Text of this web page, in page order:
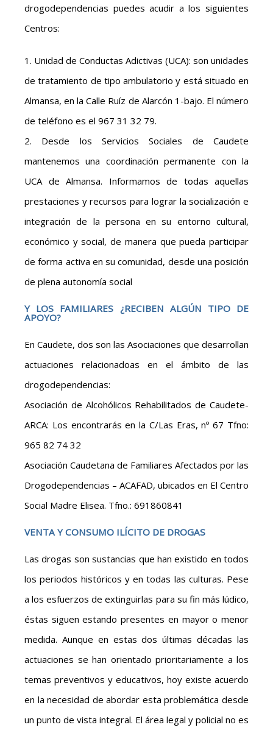
drogodependencias puedes acudir a los siguientes
Centros:
1. Unidad de Conductas Adictivas (UCA): son unidades
de tratamiento de tipo ambulatorio y está situado en
Almansa, en la Calle Ruíz de Alarcón 1-bajo. El número
de teléfono es el 967 31 32 79.
2. Desde los Servicios Sociales de Caudete
mantenemos una coordinación permanente con la
UCA de Almansa. Informamos de todas aquellas
prestaciones y recursos para lograr la socialización e
integración de la persona en su entorno cultural,
económico y social, de manera que pueda participar
de forma activa en su comunidad, desde una posición
de plena autonomía social
Y LOS FAMILIARES ¿RECIBEN ALGÚN TIPO DE
APOYO?
En Caudete, dos son las Asociaciones que desarrollan
actuaciones relacionadoas en el ámbito de las
drogodependencias:
Asociación de Alcohólicos Rehabilitados de Caudete-
ARCA: Los encontrarás en la C/Las Eras, nº 67 Tfno:
965 82 74 32
Asociación Caudetana de Familiares Afectados por las
Drogodependencias – ACAFAD, ubicados en El Centro
Social Madre Elisea. Tfno.: 691860841
VENTA Y CONSUMO ILÍCITO DE DROGAS
Las drogas son sustancias que han existido en todos
los periodos históricos y en todas las culturas. Pese
a los esfuerzos de extinguirlas para su fin más lúdico,
éstas siguen estando presentes en mayor o menor
medida. Aunque en estas dos últimas décadas las
actuaciones se han orientado prioritariamente a los
temas preventivos y educativos, hoy existe acuerdo
en la necesidad de abordar esta problemática desde
un punto de vista integral. El área legal y policial no es